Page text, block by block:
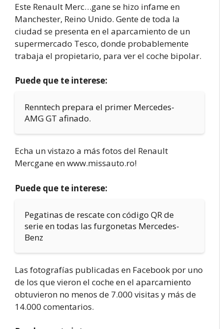
Este Renault Merc…gane se hizo infame en
Manchester, Reino Unido. Gente de toda la
ciudad se presenta en el aparcamiento de un
supermercado Tesco, donde probablemente
trabaja el propietario, para ver el coche bipolar.
Puede que te interese:
Renntech prepara el primer Mercedes-
AMG GT afinado.
Echa un vistazo a más fotos del Renault
Mercgane en www.missauto.ro!
Puede que te interese:
Pegatinas de rescate con código QR de
serie en todas las furgonetas Mercedes-
Benz
Las fotografías publicadas en Facebook por uno
de los que vieron el coche en el aparcamiento
obtuvieron no menos de 7.000 visitas y más de
14.000 comentarios.